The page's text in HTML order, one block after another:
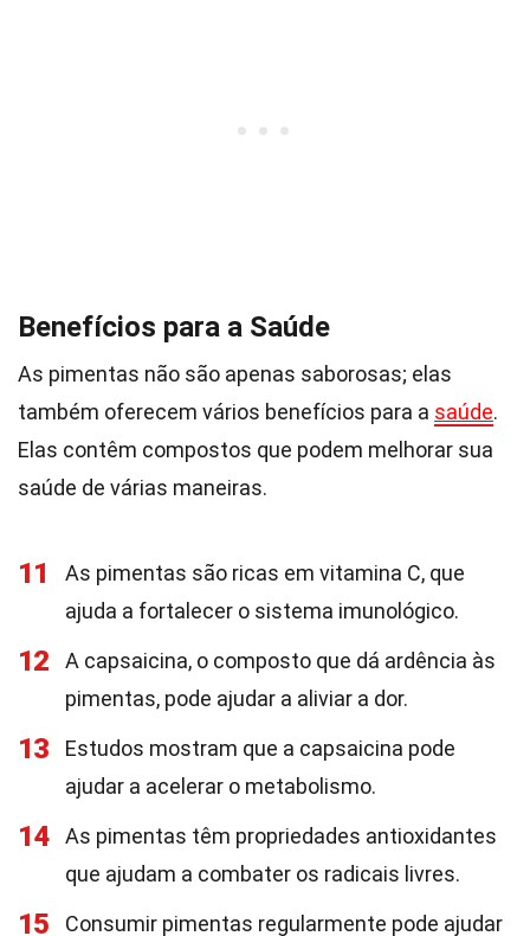
Benefícios para a Saúde
As pimentas não são apenas saborosas; elas
também oferecem vários benefícios para a saúde.
Elas contêm compostos que podem melhorar sua
saúde de várias maneiras.
11
As pimentas são ricas em vitamina C, que
ajuda a fortalecer o sistema imunológico.
12
A capsaicina, o composto que dá ardência às
pimentas, pode ajudar a aliviar a dor.
13
Estudos mostram que a capsaicina pode
ajudar a acelerar o metabolismo.
14
As pimentas têm propriedades antioxidantes
que ajudam a combater os radicais livres.
15 Consumir pimentas regularmente pode ajudar